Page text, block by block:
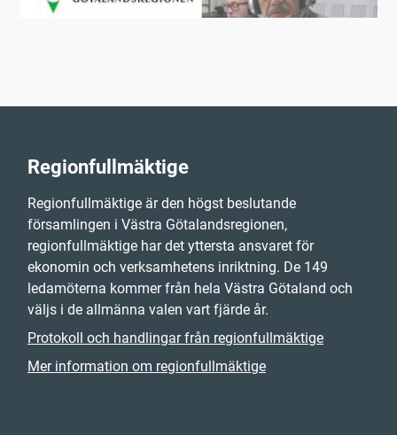
Regionfullmäktige
Regionfullmäktige är den högst beslutande
församlingen i Västra Götalandsregionen,
regionfullmäktige har det yttersta ansvaret för
ekonomin och verksamhetens inriktning. De 149
ledamöterna kommer från hela Västra Götaland och
väljs i de allmänna valen vart fjärde år.
Protokoll och handlingar från regionfullmäktige
Mer information om regionfullmäktige